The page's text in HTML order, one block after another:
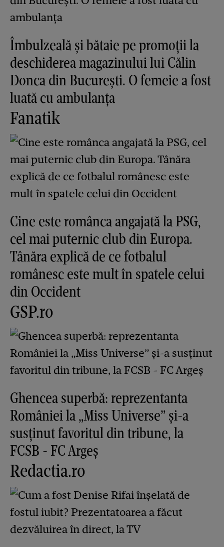
Îmbulzeală și bătaie pe promoții la
deschiderea magazinului lui Călin
Donca din București. O femeie a fost
luată cu ambulanța
Fanatik
Cine este românca angajată la PSG,
cel mai puternic club din Europa.
Tânăra explică de ce fotbalul
românesc este mult în spatele celui
din Occident
GSP.ro
Ghencea superbă: reprezentanta
României la „Miss Universe” și-a
susținut favoritul din tribune, la
FCSB - FC Argeș
Redactia.ro